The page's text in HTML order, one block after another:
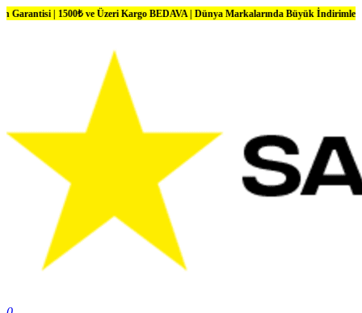
ve Üzeri Kargo BEDAVA | Dünya Markalarında Büyük İndirimler